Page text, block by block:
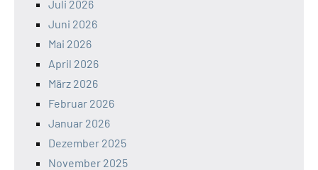
Juli 2026
Juni 2026
Mai 2026
April 2026
März 2026
Februar 2026
Januar 2026
Dezember 2025
November 2025